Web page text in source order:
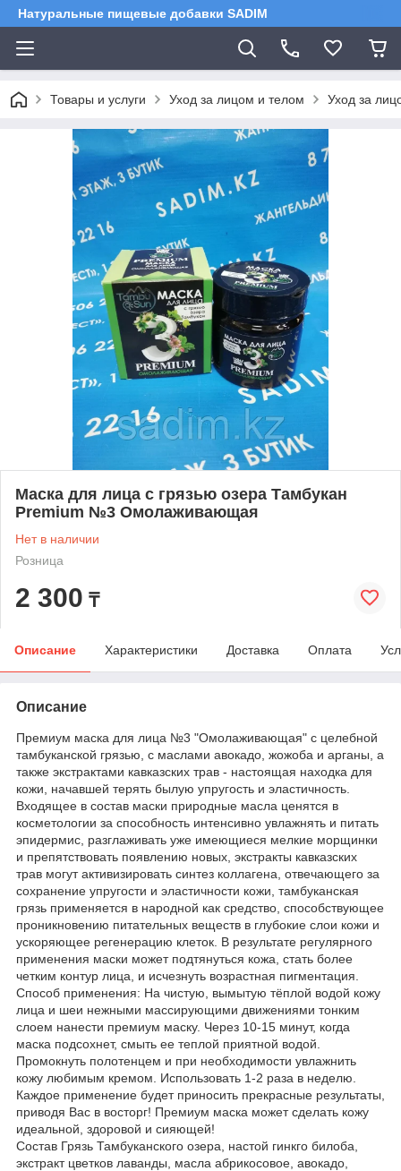
Натуральные пищевые добавки SADIM
Товары и услуги Уход за лицом и телом Уход за
Маска для лица с грязью озера Тамбукан
Premium №3 Омолаживающая
Нет в наличии
Розница
2 300 ₸
Описание Характеристики Доставка Оплата
Описание
Премиум маска для лица №3 "Омолаживающая" с целебной
тамбуканской грязью, с маслами авокадо, жожоба и арганы, а
также экстрактами кавказских трав - настоящая находка для
кожи, начавшей терять былую упругость и эластичность.
Входящее в состав маски природные масла ценятся в
косметологии за способность интенсивно увлажнять и питать
эпидермис, разглаживать уже имеющиеся мелкие морщинки
и препятствовать появлению новых, экстракты кавказских
трав могут активизировать синтез коллагена, отвечающего за
сохранение упругости и эластичности кожи, тамбуканская
грязь применяется в народной как средство, способствующее
проникновению питательных веществ в глубокие слои кожи и
ускоряющее регенерацию клеток. В результате регулярного
применения маски может подтянуться кожа, стать более
четким контур лица, и исчезнуть возрастная пигментация.
Способ применения: На чистую, вымытую тёплой водой кожу
лица и шеи нежными массирующими движениями тонким
слоем нанести премиум маску. Через 10-15 минут, когда
маска подсохнет, смыть ее теплой приятной водой.
Промокнуть полотенцем и при необходимости увлажнить
кожу любимым кремом. Использовать 1-2 раза в неделю.
Каждое применение будет приносить прекрасные результаты,
приводя Вас в восторг! Премиум маска может сделать кожу
идеальной, здоровой и сияющей!
Состав Грязь Тамбуканского озера, настой гинкго билоба,
экстракт цветков лаванды, масла абрикосовое, авокадо,